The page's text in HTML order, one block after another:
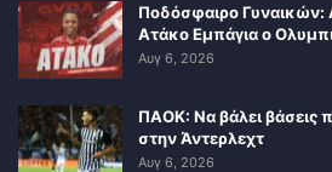
Ποδόσφαιρο Γυναικών:
Ατάκο Εμπάγια ο
Αυγ 6, 2026
ΠΑΟΚ: Να βάλει βάσεις
στην Άντερλεχτ
Αυγ 6, 2026